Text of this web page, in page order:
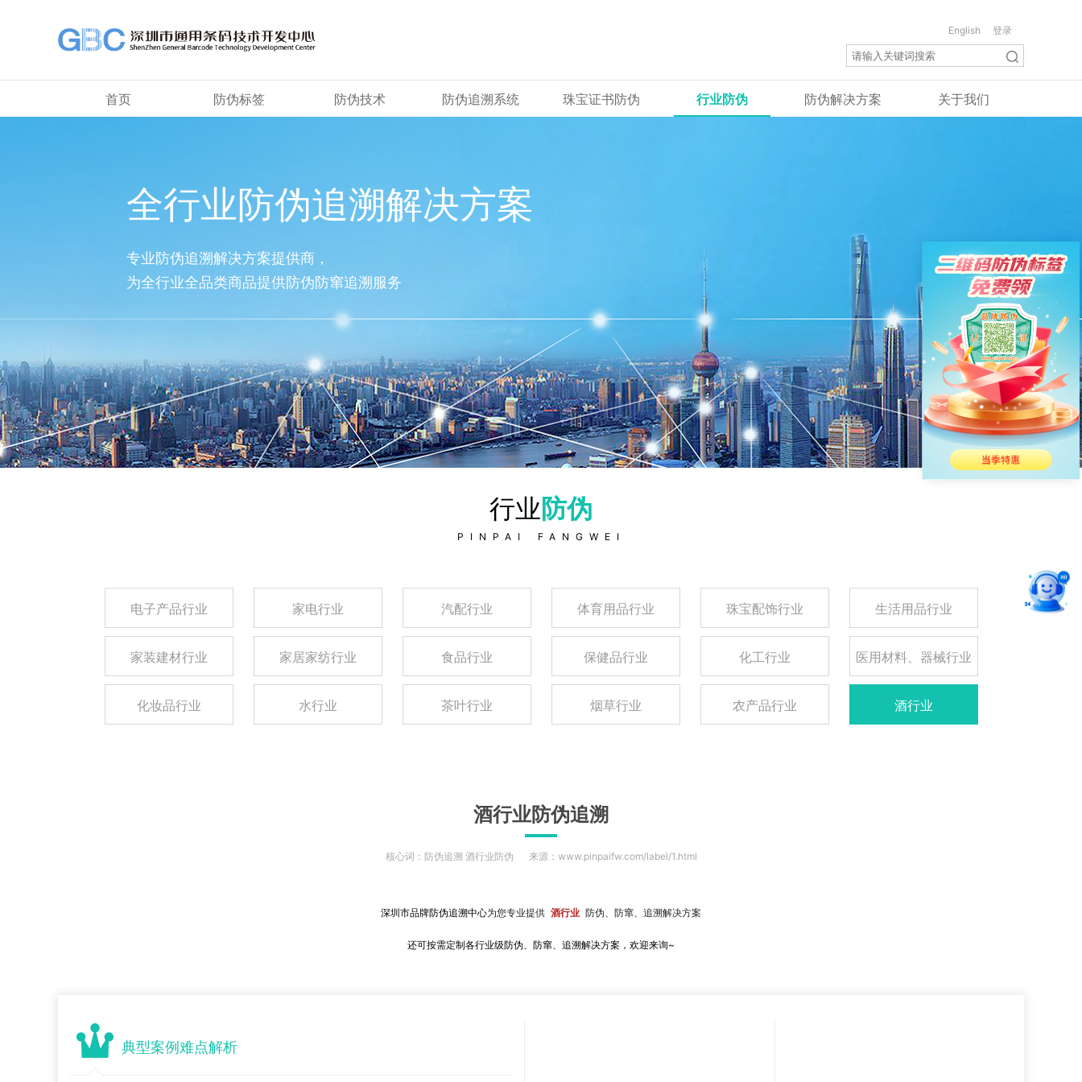
登录
English
首页 防伪标签 防伪技术 防伪追溯系统 珠宝证书防伪 行业防伪 防伪解决方案 关于我们
全行业防伪追溯解决方案
专业防伪追溯解决方案提供商，
为全行业全品类商品提供防伪防窜追溯服务
行业防伪
PINPAI FANGWEI
电子产品行业 家电行业 汽配行业 体育用品行业 珠宝配饰行业 生活用品行业
家装建材行业 家居家纺行业 食品行业 保健品行业 化工行业 医用材料、器械行业
化妆品行业 水行业 茶叶行业 烟草行业 农产品行业 酒行业
酒行业防伪追溯
核心词：防伪追溯 酒行业防伪 来源：www.pinpaifw.com/label/1.html
深圳市品牌防伪追溯中心为您专业提供 酒行业 防伪、防窜、追溯解决方案
还可按需定制各行业级防伪、防窜、追溯解决方案， 欢迎来询~
典型案例难点解析